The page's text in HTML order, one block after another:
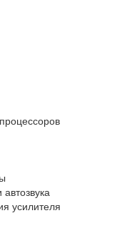
усилителя